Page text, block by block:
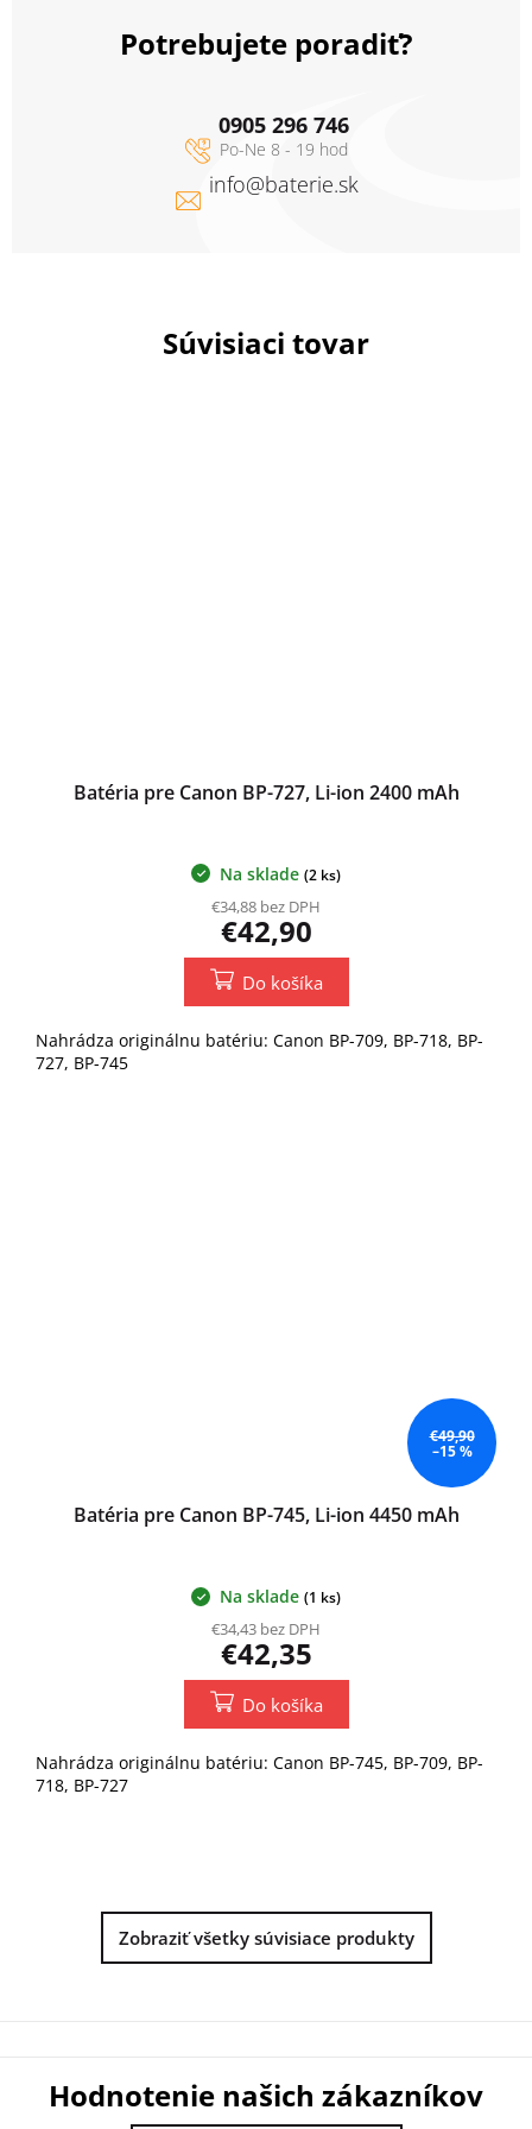
Súvisiaci tovar
Batéria pre Canon BP-727, Li-ion 2400 mAh
Na sklade (2 ks)
€34,88 bez DPH
€42,90
Do košíka
Nahrádza originálnu batériu: Canon BP-709, BP-718, BP-
727, BP-745
€49,90
–15 %
Batéria pre Canon BP-745, Li-ion 4450 mAh
Na sklade (1 ks)
€34,43 bez DPH
€42,35
Do košíka
Nahrádza originálnu batériu: Canon BP-745, BP-709, BP-
718, BP-727
Zobraziť všetky súvisiace produkty
Potrebujete poradiť?
info@baterie.sk
0905 296 746
Hodnotenie našich zákazníkov